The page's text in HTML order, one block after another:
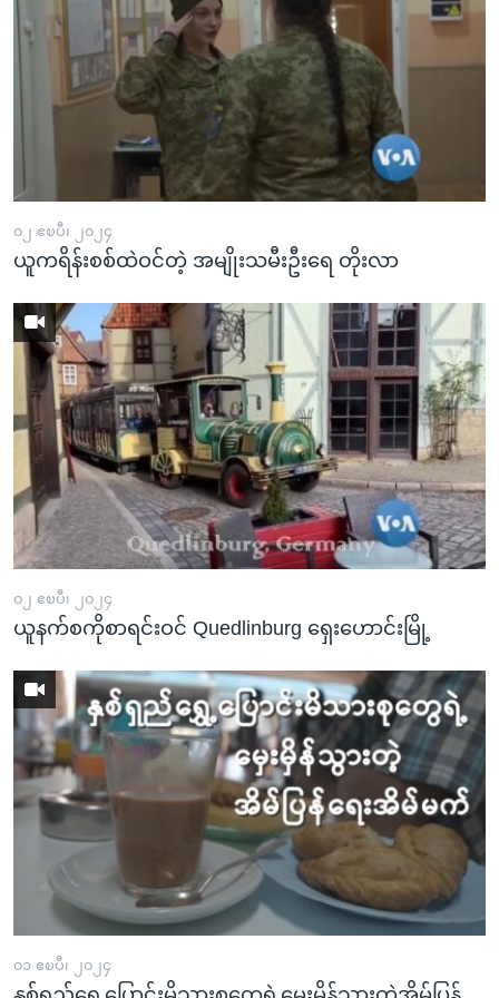
၀၂ ဧၿပီ၊ ၂၀၂၄
ယူကရိန်းစစ်ထဲဝင်တဲ့ အမျိုးသမီးဦးရေ တိုးလာ
၀၂ ဧၿပီ၊ ၂၀၂၄
ယူနက်စကိုစာရင်းဝင် Quedlinburg ရှေးဟောင်းမြို့
၀၁ ဧၿပီ၊ ၂၀၂၄